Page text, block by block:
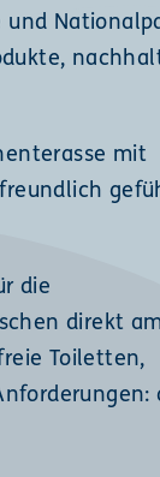
und
mit
die
direkt am
Toiletten,